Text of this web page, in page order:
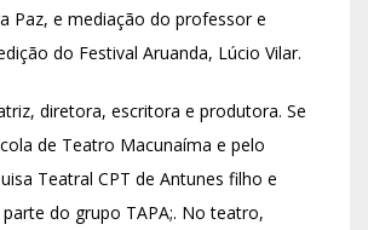
Paz, e mediação do professor e
do Festival Aruanda, Lúcio Vilar.
diretora, escritora e produtora. Se
de Teatro Macunaíma e pelo
Teatral CPT de Antunes filho e
do grupo TAPA;. No teatro,